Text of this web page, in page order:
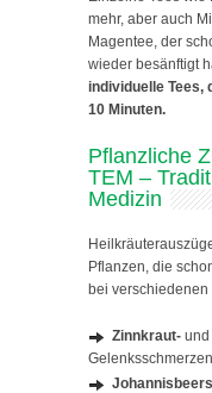
mehr, aber auch
Magentee, der
wieder besänftigt
individuelle Tees,
10 Minuten.
Pflanzliche
TEM –
Medizin
Pflanzen, die
bei
Zinnkraut- und